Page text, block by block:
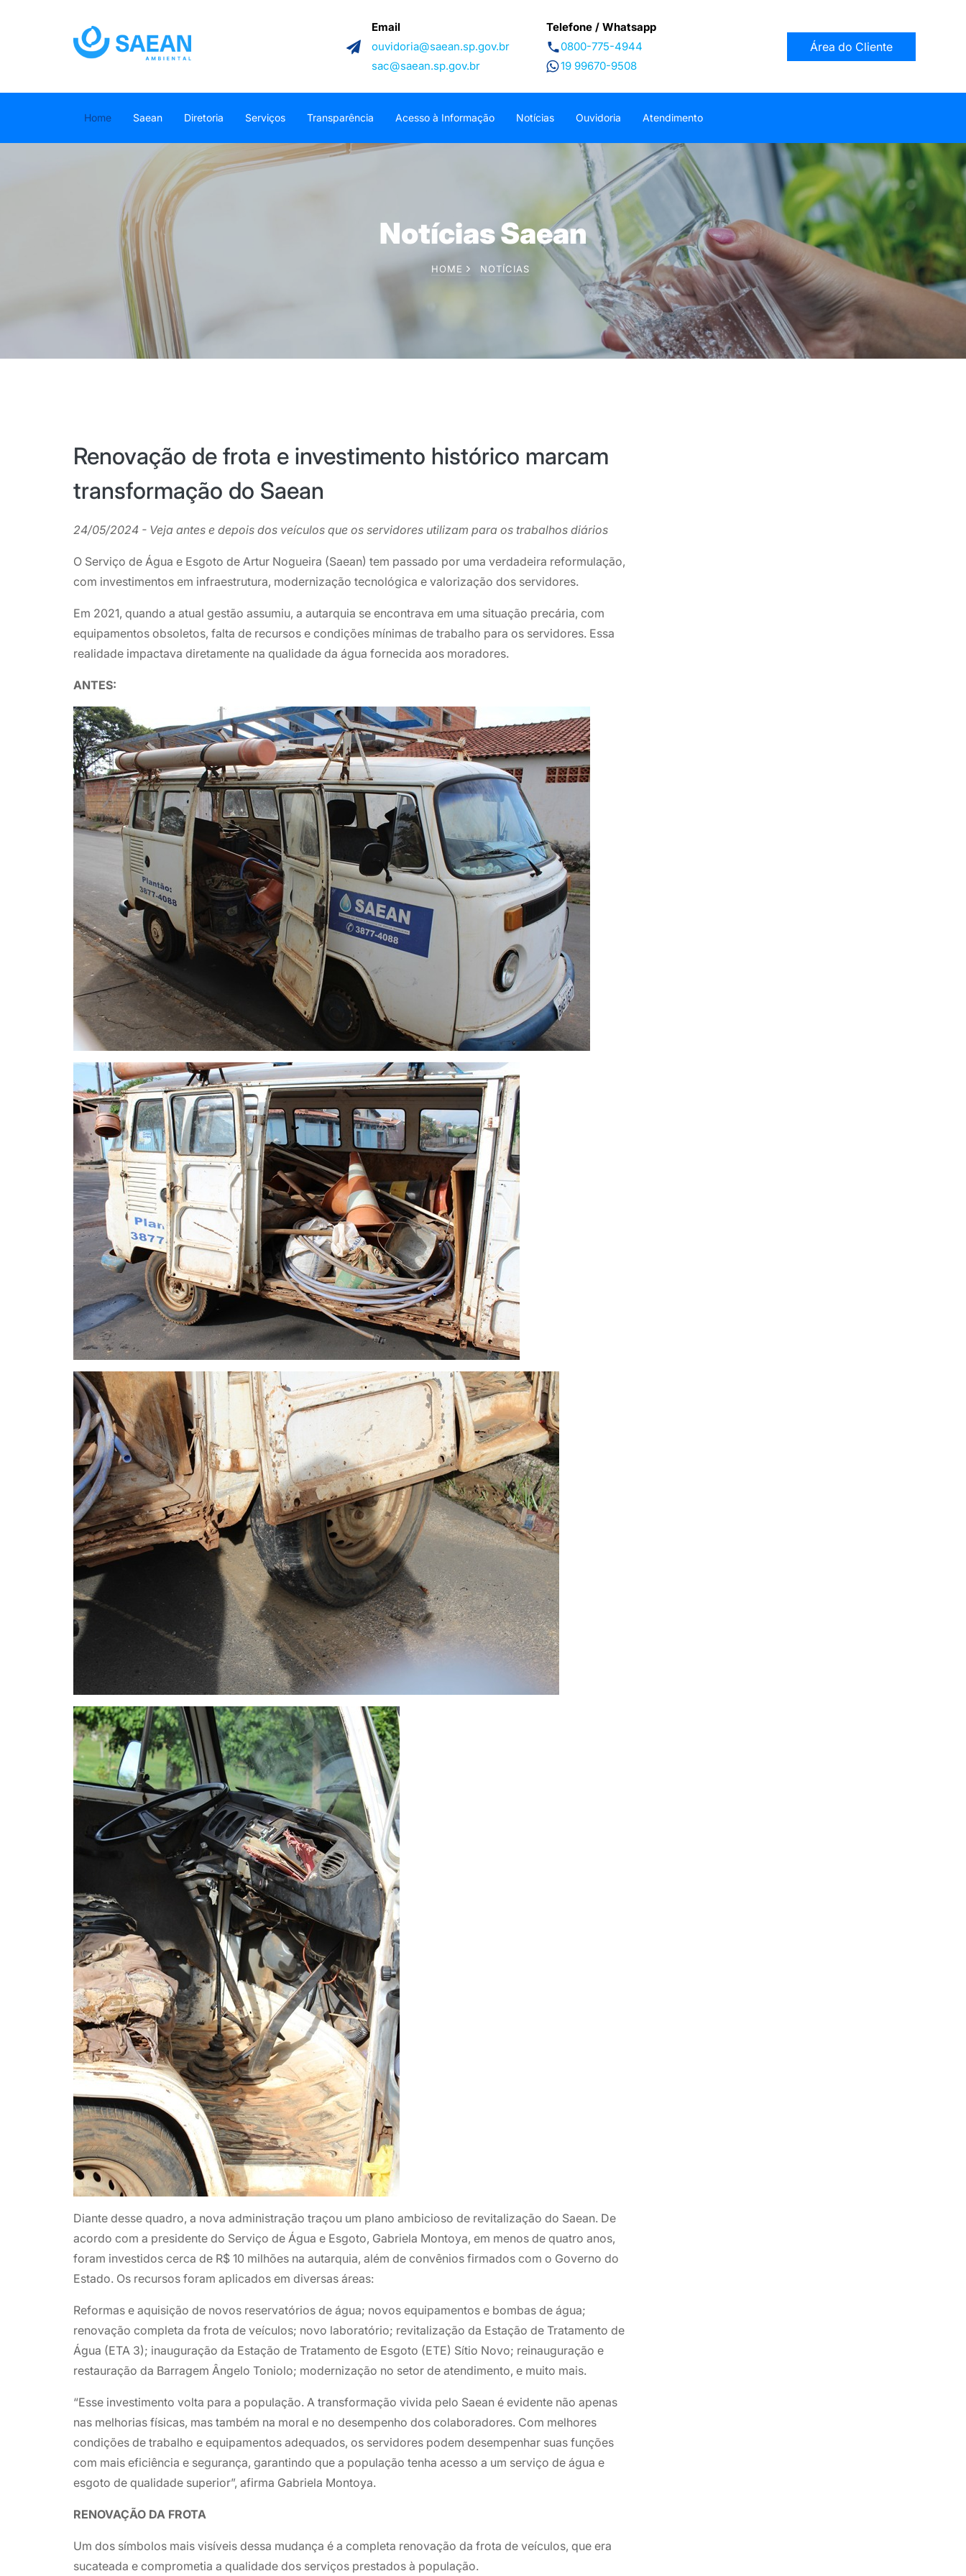
Email
ouvidoria@saean.sp.gov.br
sac@saean.sp.gov.br
Telefone / Whatsapp
0800-775-4944
19 99670-9508
Área do Cliente
Home Saean Diretoria Serviços Transparência Acesso à Informação Notícias Ouvidoria Atendimento
Notícias Saean
HOME NOTÍCIAS
Renovação de frota e investimento histórico marcam
transformação do Saean
24/05/2024 - Veja antes e depois dos veículos que os servidores utilizam para os trabalhos diários
O Serviço de Água e Esgoto de Artur Nogueira (Saean) tem passado por uma verdadeira reformulação,
com investimentos em infraestrutura, modernização tecnológica e valorização dos servidores.
Em 2021, quando a atual gestão assumiu, a autarquia se encontrava em uma situação precária, com
equipamentos obsoletos, falta de recursos e condições mínimas de trabalho para os servidores. Essa
realidade impactava diretamente na qualidade da água fornecida aos moradores.
ANTES:
Diante desse quadro, a nova administração traçou um plano ambicioso de revitalização do Saean. De
acordo com a presidente do Serviço de Água e Esgoto, Gabriela Montoya, em menos de quatro anos,
foram investidos cerca de R$ 10 milhões na autarquia, além de convênios firmados com o Governo do
Estado. Os recursos foram aplicados em diversas áreas:
Reformas e aquisição de novos reservatórios de água; novos equipamentos e bombas de água;
renovação completa da frota de veículos; novo laboratório; revitalização da Estação de Tratamento de
Água (ETA 3); inauguração da Estação de Tratamento de Esgoto (ETE) Sítio Novo; reinauguração e
restauração da Barragem Ângelo Toniolo; modernização no setor de atendimento, e muito mais.
“Esse investimento volta para a população. A transformação vivida pelo Saean é evidente não apenas
nas melhorias físicas, mas também na moral e no desempenho dos colaboradores. Com melhores
condições de trabalho e equipamentos adequados, os servidores podem desempenhar suas funções
com mais eficiência e segurança, garantindo que a população tenha acesso a um serviço de água e
esgoto de qualidade superior”, afirma Gabriela Montoya.
RENOVAÇÃO DA FROTA
Um dos símbolos mais visíveis dessa mudança é a completa renovação da frota de veículos, que era
sucateada e comprometia a qualidade dos serviços prestados à população.